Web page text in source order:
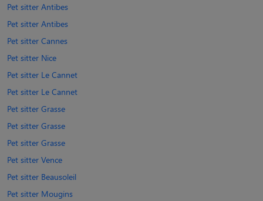
Pet sitter Antibes
Pet sitter Antibes
Pet sitter Cannes
Pet sitter Nice
Pet sitter Le Cannet
Pet sitter Le Cannet
Pet sitter Grasse
Pet sitter Grasse
Pet sitter Grasse
Pet sitter Vence
Pet sitter Beausoleil
Pet sitter Mougins